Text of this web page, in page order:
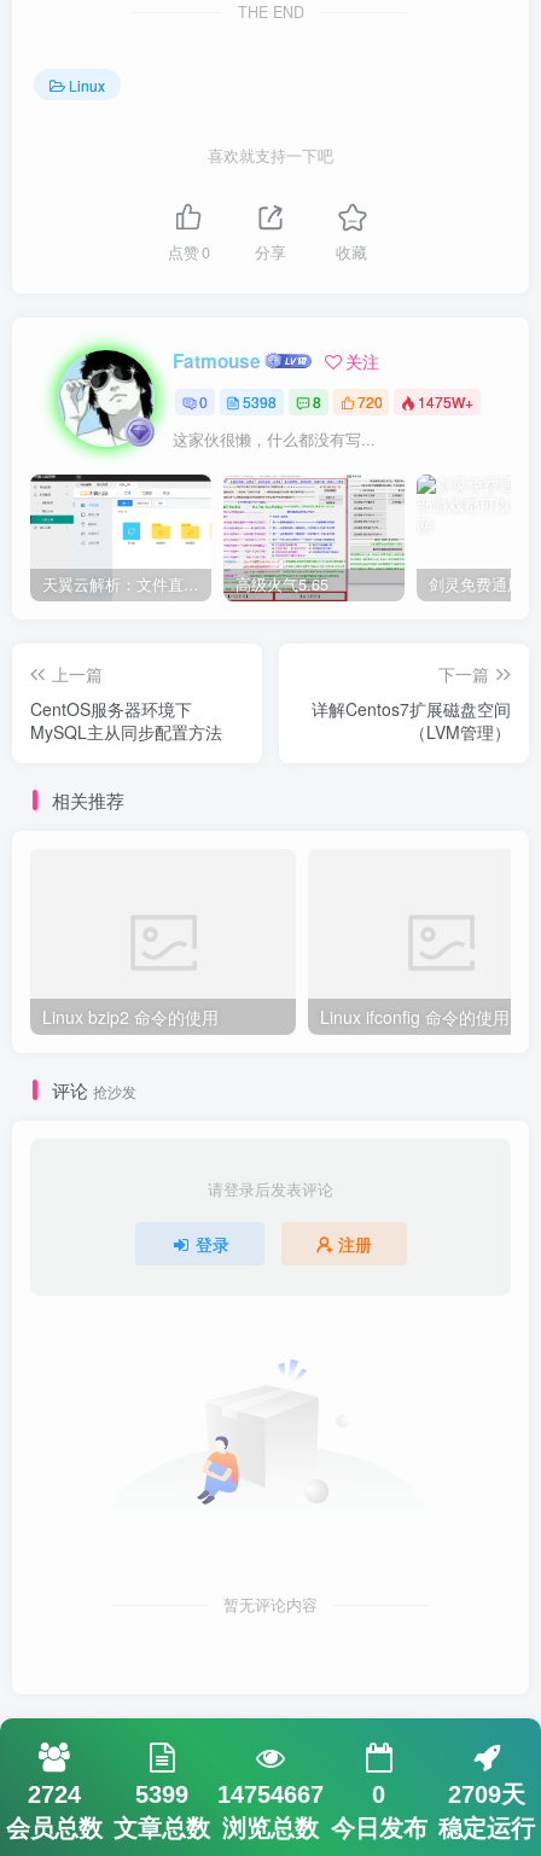
THE END
Linux
喜欢就支持一下吧
点赞0 分享 收藏
Fatmouse 关注
0 5398 8 720 1475W+
这家伙很懒，什么都没有写...
天翼云解析：文件直链获取源码 高级火气5.65
上一篇
CentOS服务器环境下
MySQL主从同步配置方法
下一篇
详解Centos7扩展磁盘空间
（LVM管理）
相关推荐
Linux bzip2 命令的使用 Linux ifconfig 命令的使用
评论 抢沙发
请登录后发表评论
登录 注册
暂无评论内容
2724
会员总数
5399
文章总数
14754667
浏览总数
0
今日发布
2709天
稳定运行